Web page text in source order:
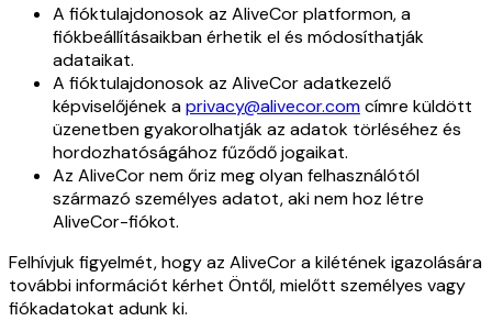
A fióktulajdonosok az AliveCor platformon, a
fiókbeállításaikban érhetik el és módosíthatják
adataikat.
A fióktulajdonosok az AliveCor adatkezelő
képviselőjének aprivacy@alivecor.comcímre küldött
üzenetben gyakorolhatják az adatok törléséhez és
hordozhatóságához fűződő jogaikat.
Az AliveCor nem őriz meg olyan felhasználótól
származó személyes adatot, aki nem hoz létre
AliveCor-fiókot.
Felhívjuk figyelmét, hogy az AliveCor a kilétének igazolására
további információt kérhet Öntől, mielőtt személyes vagy
fiókadatokat adunk ki.